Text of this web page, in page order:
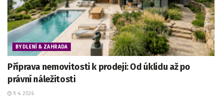
BYDLENÍ & ZAHRADA
Příprava nemovitosti k prodeji: Od úklidu až po
právní náležitosti
9. 4. 2026